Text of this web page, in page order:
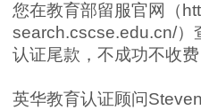
您在教育部留服官网（
search.cscse.edu.cn/）
认证尾款，不成功不收费
英华教育认证顾问Steven